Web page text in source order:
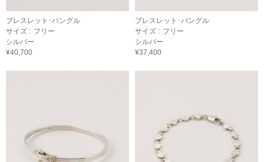
ブレスレット･バングル
サイズ : フリー
シルバー
¥40,700
ブレスレット･バングル
サイズ : フリー
シルバー
¥37,400